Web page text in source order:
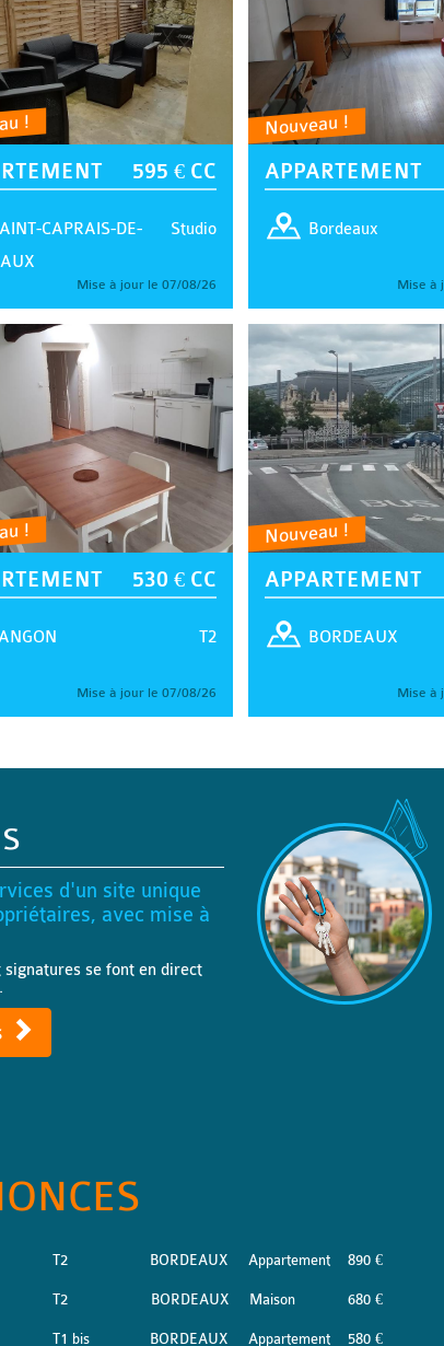
!
595 € CC
Studio
CAPRAIS-DE-
Mise à jour le 07/08/26
Nouveau !
APPARTEMENT
Bordeaux
Mise à
!
530 € CC
T2
Mise à jour le 07/08/26
Nouveau !
APPARTEMENT
BORDEAUX
Mise à
d'un site unique
avec mise à
signatures se font en direct
T2 BORDEAUX Appartement 890 €
T2 BORDEAUX Maison 680 €
T1 bis BORDEAUX Appartement 580 €